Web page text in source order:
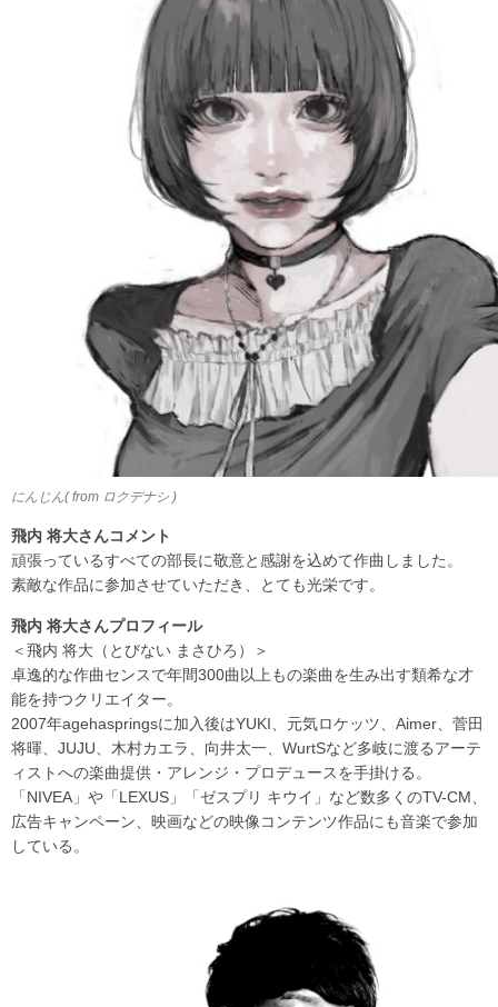
にんじん( from ロクデナシ )
飛内 将大さんコメント
頑張っているすべての部長に敬意と感謝を込めて作曲しました。
素敵な作品に参加させていただき、とても光栄です。
飛内 将大さんプロフィール
＜飛内 将大（とびない まさひろ）＞
卓逸的な作曲センスで年間300曲以上もの楽曲を生み出す類希な才
能を持つクリエイター。
2007年agehaspringsに加入後はYUKI、元気ロケッツ、Aimer、菅田
将暉、JUJU、木村カエラ、向井太一、WurtSなど多岐に渡るアーテ
ィストへの楽曲提供・アレンジ・プロデュースを手掛ける。
「NIVEA」や「LEXUS」「ゼスプリ キウイ」など数多くのTV-CM、
広告キャンペーン、映画などの映像コンテンツ作品にも音楽で参加
している。